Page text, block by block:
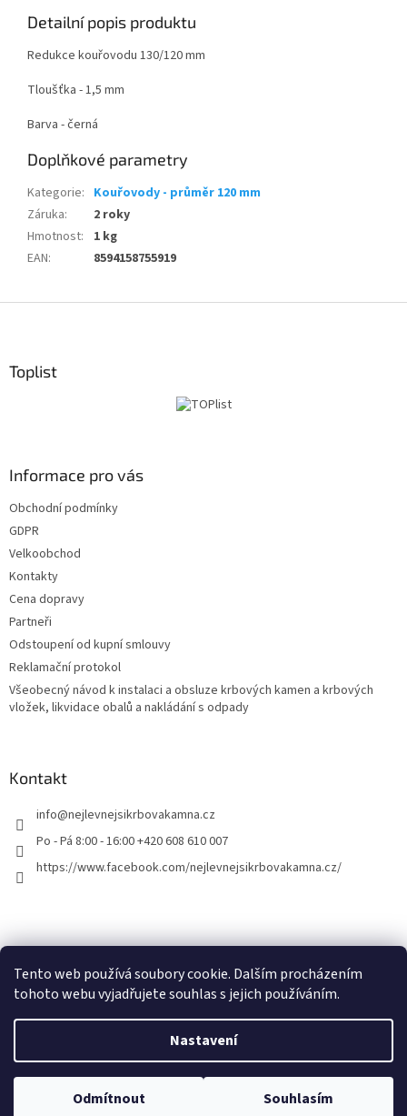
Tento web používá soubory cookie. Dalším procházením
tohoto webu vyjadřujete souhlas s jejich používáním.
Nastavení
Odmítnout Souhlasím
Detailní popis produktu
Redukce kouřovodu 130/120 mm
Tloušťka - 1,5 mm
Barva - černá
Doplňkové parametry
Kategorie: Kouřovody - průměr 120 mm
Záruka:
2 roky
Hmotnost:
1 kg
EAN: 8594158755919
Toplist
Informace pro vás
Obchodní podmínky
GDPR
Velkoobchod
Kontakty
Cena dopravy
Partneři
Odstoupení od kupní smlouvy
Reklamační protokol
Všeobecný návod k instalaci a obsluze krbových kamen a krbových
vložek, likvidace obalů a nakládání s odpady
Kontakt
info@nejlevnejsikrbovakamna.cz
Po - Pá 8:00 - 16:00 +420 608 610 007
https://www.facebook.com/nejlevnejsikrbovakamna.cz/
Copyright 2026Nejlevnejsikrbovakamna.cz. Všechna práva
vyhrazena.
Upravit nastavení cookies